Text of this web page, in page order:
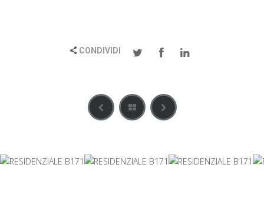
CONDIVIDI